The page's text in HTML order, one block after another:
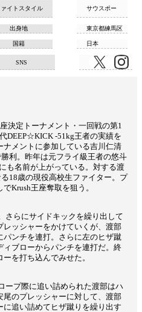
ァイトスタイル サウスポー
出身地 東京都練馬区
国籍 日本
SNS
決定トーナメント・一回戦の第1
DEEP☆KICK -51kg王者の実績を
メントに参加している吉川仁清
利。昨年は元フライ級王者の悠斗
も名前が上がっている。対する渡
18歳の現役高校生ファイター。プ
Krush王座奪取を狙う。
さらにサイドキックを繰り出して
ッシャーをかけていくが、渡部
ンチを連打。さらに左のヒザ蹴
ィブローからパンチを連打だ。終
を打ち込んでみせた。
ープ際に追い詰められた渡部はハ
のプレッシャーに対して、渡部
追い詰めてヒザ蹴りを繰り出す